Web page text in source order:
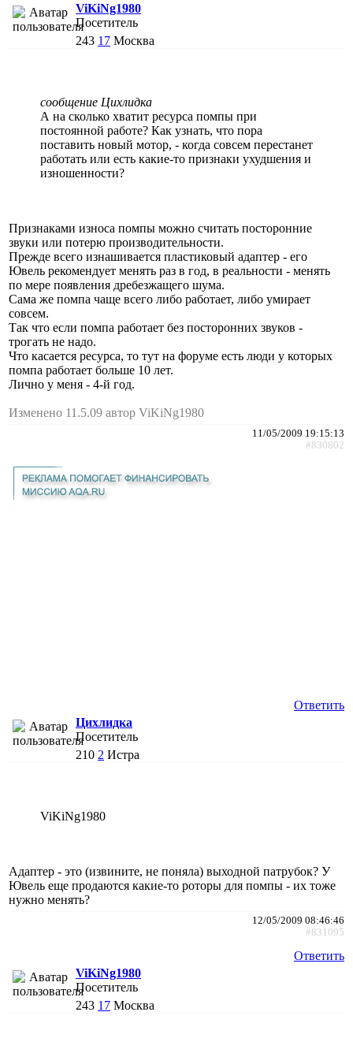
ViKiNg1980
Посетитель
243 17 Москва
сообщение Цихлидка
А на сколько хватит ресурса помпы при
постоянной работе? Как узнать, что пора
поставить новый мотор, - когда совсем перестанет
работать или есть какие-то признаки ухудшения и
изношенности?
Признаками износа помпы можно считать посторонние
звуки или потерю производительности.
Прежде всего изнашивается пластиковый адаптер - его
Ювель рекомендует менять раз в год, в реальности - менять
по мере появления дребезжащего шума.
Сама же помпа чаще всего либо работает, либо умирает
совсем.
Так что если помпа работает без посторонних звуков -
трогать не надо.
Что касается ресурса, то тут на форуме есть люди у которых
помпа работает больше 10 лет.
Лично у меня - 4-й год.
Изменено 11.5.09 автор ViKiNg1980
11/05/2009 19:15:13
#830802
Ответить
Цихлидка
Посетитель
210 2 Истра
ViKiNg1980
Адаптер - это (извините, не поняла) выходной патрубок? У
Ювель еще продаются какие-то роторы для помпы - их тоже
нужно менять?
12/05/2009 08:46:46
#831095
Ответить
ViKiNg1980
Посетитель
243 17 Москва